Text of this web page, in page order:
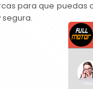
para que